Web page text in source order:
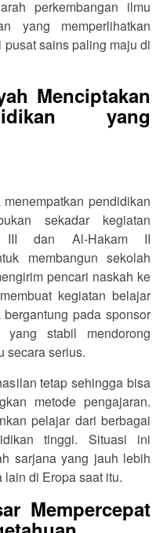
perkembangan ilmu
yang memperlihatkan
sains paling maju di
Menciptakan
yang
pendidikan
sekadar kegiatan
III dan Al-Hakam II
membangun sekolah
pencari naskah ke
kegiatan belajar
pada sponsor
yang stabil mendorong
secara serius.
tetap sehingga bisa
metode pengajaran.
pelajar dari berbagai
tinggi. Situasi ini
sarjana yang jauh lebih
di Eropa saat itu.
Mempercepat